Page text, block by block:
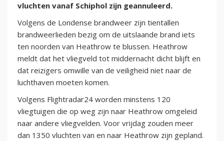
vluchten vanaf Schiphol zijn geannuleerd.
Volgens de Londense brandweer zijn tientallen
brandweerlieden bezig om de uitslaande brand iets
ten noorden van Heathrow te blussen. Heathrow
meldt dat het vliegveld tot middernacht dicht blijft en
dat reizigers omwille van de veiligheid niet naar de
luchthaven moeten komen.
Volgens Flightradar24 worden minstens 120
vliegtuigen die op weg zijn naar Heathrow omgeleid
naar andere vliegvelden. Voor vrijdag zouden meer
dan 1350 vluchten van en naar Heathrow zijn gepland.